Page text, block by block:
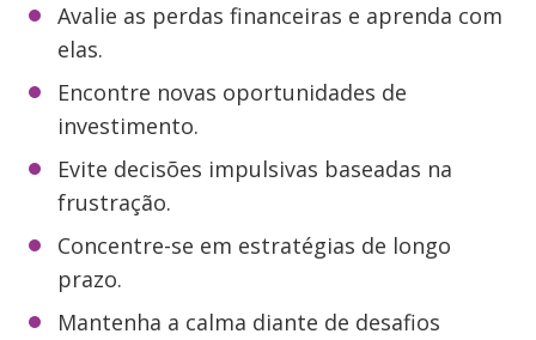
Avalie as perdas financeiras e aprenda com
elas.
Encontre novas oportunidades de
investimento.
Evite decisões impulsivas baseadas na
frustração.
Concentre-se em estratégias de longo
prazo.
Mantenha a calma diante de desafios